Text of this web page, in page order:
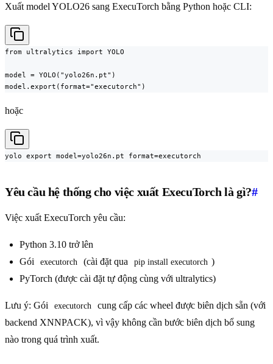
Xuất model YOLO26 sang ExecuTorch bằng Python hoặc CLI:
from ultralytics import YOLO
model = YOLO("yolo26n.pt")
model.export(format="executorch")
hoặc
yolo export model=yolo26n.pt format=executorch
Yêu cầu hệ thống cho việc xuất ExecuTorch là gì?#
Việc xuất ExecuTorch yêu cầu:
Python 3.10 trở lên
Gói
executorch (cài đặt qua pip install executorch )
PyTorch (được cài đặt tự động cùng với ultralytics)
Lưu ý: Gói executorch
cung cấp các wheel được biên dịch sẵn (với
backend XNNPACK), vì vậy không cần bước biên dịch bổ sung
nào trong quá trình xuất.